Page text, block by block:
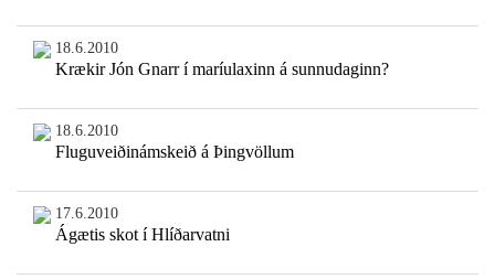
18.6.2010
Krækir Jón Gnarr í maríulaxinn á sunnudaginn?
18.6.2010
Fluguveiðinámskeið á Þingvöllum
17.6.2010
Ágætis skot í Hlíðarvatni